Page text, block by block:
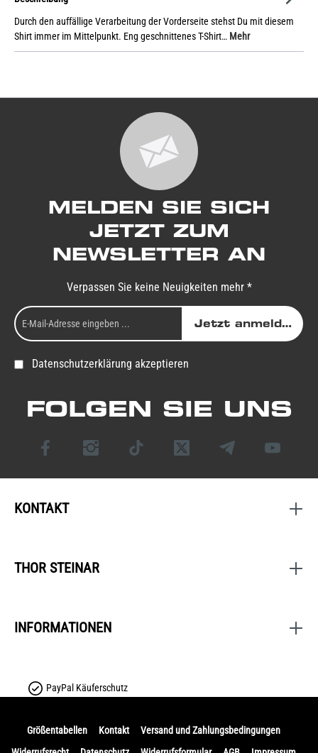
Durch den auffällige Verarbeitung der Vorderseite stehst Du mit diesem
Shirt immer im Mittelpunkt. Eng geschnittenes T-Shirt… Mehr
MELDEN SIE SICH
JETZT ZUM
NEWSLETTER AN
Verpassen Sie keine Neuigkeiten mehr *
Jetzt anmelden
Datenschutzerklärung akzeptieren
FOLGEN SIE UNS
KONTAKT
THOR STEINAR
INFORMATIONEN
PayPal Käuferschutz
Größentabellen Kontakt
Versand und Zahlungsbedingungen